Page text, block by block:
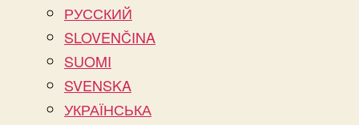
РУССКИЙ
SLOVENČINA
SUOMI
SVENSKA
УКРАЇНСЬКА